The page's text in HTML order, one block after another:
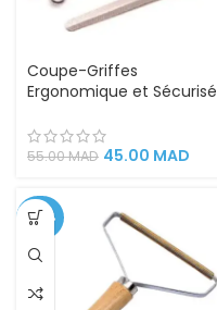
Coupe-Griffes
Ergonomique et Sécurisé
et Lapins – Lames en
Acier Inoxydable, Poignée
Progressive Sans Douleur
55.00MAD 45.00 MAD
-54%